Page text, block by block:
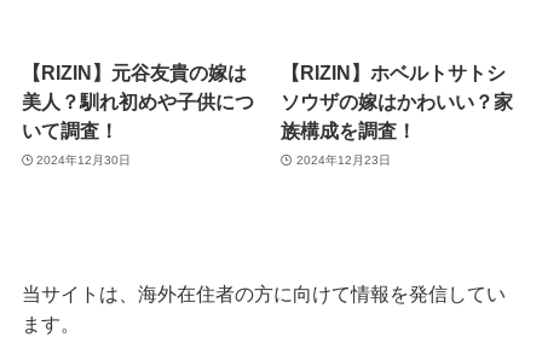
【RIZIN】元谷友貴の嫁は
美人？馴れ初めや子供につ
いて調査！
2024年12月30日
【RIZIN】ホベルトサトシ
ソウザの嫁はかわいい？家
族構成を調査！
2024年12月23日
当サイトは、海外在住者の方に向けて情報を発信してい
ます。